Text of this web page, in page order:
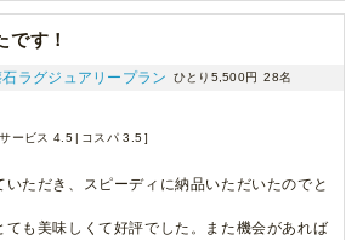
です！
ラグジュアリープラン ひとり5,500円 28名
サービス 4.5 コスパ 3.5
ただき、スピーディに納品いただいたのでと
ても美味しくて好評でした。また機会があれば